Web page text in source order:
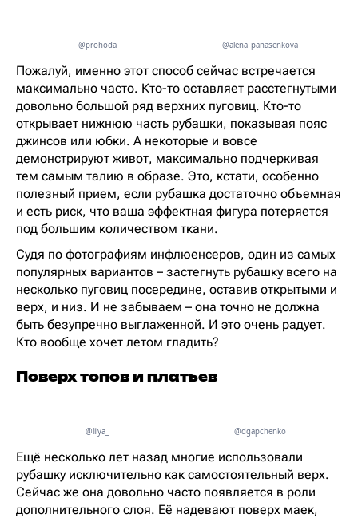
@prohoda @alena_panasenkova
Пожалуй, именно этот способ сейчас встречается
максимально часто. Кто-то оставляет расстегнутыми
довольно большой ряд верхних пуговиц. Кто-то
открывает нижнюю часть рубашки, показывая пояс
джинсов или юбки. А некоторые и вовсе
демонстрируют живот, максимально подчеркивая
тем самым талию в образе. Это, кстати, особенно
полезный прием, если рубашка достаточно объемная
и есть риск, что ваша эффектная фигура потеряется
под большим количеством ткани.
Судя по фотографиям инфлюенсеров, один из самых
популярных вариантов – застегнуть рубашку всего на
несколько пуговиц посередине, оставив открытыми и
верх, и низ. И не забываем – она точно не должна
быть безупречно выглаженной. И это очень радует.
Кто вообще хочет летом гладить?
Поверх топов и платьев
@lilya_ @dgapchenko
Ещё несколько лет назад многие использовали
рубашку исключительно как самостоятельный верх.
Сейчас же она довольно часто появляется в роли
дополнительного слоя. Её надевают поверх маек,